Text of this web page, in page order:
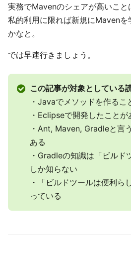
実務でMavenのシェアが高いこと
私的利用に限れば新規にMavenを
かなと。
では早速行きましょう。
この記事が対象としている
・Javaでメソッドを作るこ
・Eclipseで開発したことが
・Ant, Maven, Gradleと言
ある
・Gradleの知識は「ビルド
しか知らない
・「ビルドツールは便利ら
っている